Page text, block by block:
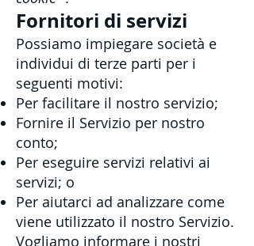
Fornitori di servizi
Possiamo impiegare società e
individui di terze parti per i
seguenti motivi:
Per facilitare il nostro servizio;
Fornire il Servizio per nostro
conto;
Per eseguire servizi relativi ai
servizi; o
Per aiutarci ad analizzare come
viene utilizzato il nostro Servizio.
Vogliamo informare i nostri